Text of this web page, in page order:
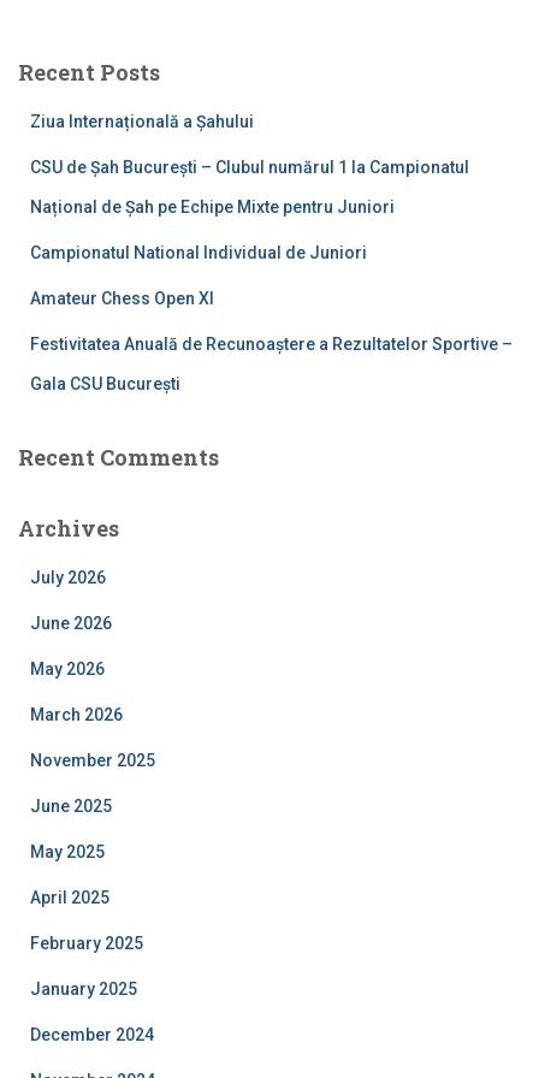
h
Recent Posts
Ziua Internațională a Șahului
CSU de Șah București – Clubul numărul 1 la Campionatul
Național de Șah pe Echipe Mixte pentru Juniori
Campionatul National Individual de Juniori
Amateur Chess Open XI
Festivitatea Anuală de Recunoaștere a Rezultatelor Sportive –
Gala CSU București
Recent Comments
Archives
July 2026
June 2026
May 2026
March 2026
November 2025
June 2025
May 2025
April 2025
February 2025
January 2025
December 2024